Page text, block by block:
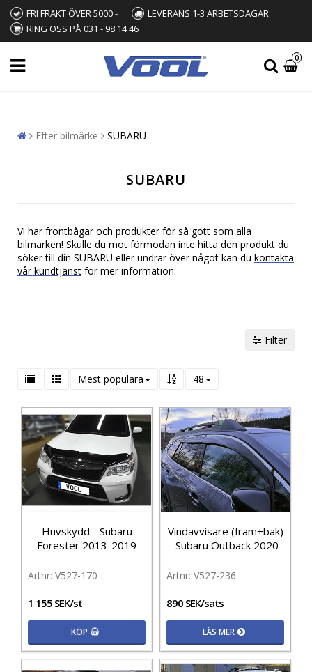
FRI FRAKT ÖVER 5000:-
LEVERANS 1-3 ARBETSDAGAR
RING OSS PÅ 031 - 98 14 46
0
Efter bilmärke SUBARU
SUBARU
Vi har frontbågar och produkter för så gott som alla
bilmärken! Skulle du mot förmodan inte hitta den produkt du
söker till din SUBARU eller undrar över något kan du kontakta
vår kundtjänst för mer information.
Filter
Mest populära 48
Huvskydd - Subaru
Forester 2013-2019
V527-170
1 155 SEK/st
KÖP
Vindavvisare (fram+bak)
- Subaru Outback 2020-
V527-236
890 SEK/sats
LÄS MER